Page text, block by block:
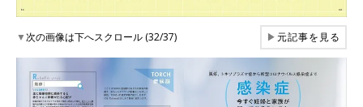
▼次の画像は下へスクロール (32/37) ▶元記事を見る